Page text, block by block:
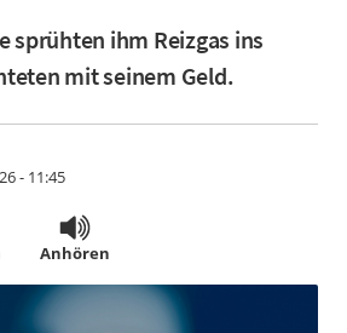
sprühten ihm Reizgas ins
mit seinem Geld.
- 11:45
Anhören